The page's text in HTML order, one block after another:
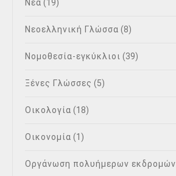
Νέα (19)
Νεοελληνική Γλώσσα (8)
Νομοθεσία-εγκύκλιοι (39)
Ξένες Γλώσσες (5)
Οικολογία (18)
Οικονομία (1)
Οργάνωση πολυήμερων εκδρομών